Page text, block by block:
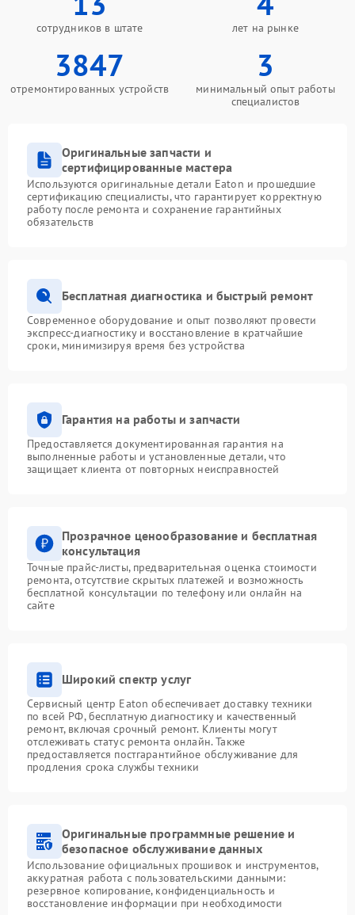
сотрудников в штате лет на рынке
3847
отремонтированных устройств
3
минимальный опыт работы
специалистов
Оригинальные запчасти и
сертифицированные мастера
Используются оригинальные детали Eaton и прошедшие
сертификацию специалисты, что гарантирует корректную
работу после ремонта и сохранение гарантийных
обязательств
Бесплатная диагностика и быстрый ремонт
Современное оборудование и опыт позволяют провести
экспресс-диагностику и восстановление в кратчайшие
сроки, минимизируя время без устройства
Гарантия на работы и запчасти
Предоставляется документированная гарантия на
выполненные работы и установленные детали, что
защищает клиента от повторных неисправностей
Прозрачное ценообразование и бесплатная
консультация
Точные прайс-листы, предварительная оценка стоимости
ремонта, отсутствие скрытых платежей и возможность
бесплатной консультации по телефону или онлайн на
сайте
Широкий спектр услуг
Сервисный центр Eaton обеспечивает доставку техники
по всей РФ, бесплатную диагностику и качественный
ремонт, включая срочный ремонт. Клиенты могут
отслеживать статус ремонта онлайн. Также
предоставляется постгарантийное обслуживание для
продления срока службы техники
Оригинальные программные решение и
безопасное обслуживание данных
Использование официальных прошивок и инструментов,
аккуратная работа с пользовательскими данными:
резервное копирование, конфиденциальность и
восстановление информации при необходимости